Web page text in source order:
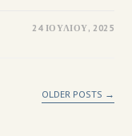
24 ΙΟΥΛΊΟΥ, 2025
OLDER POSTS →